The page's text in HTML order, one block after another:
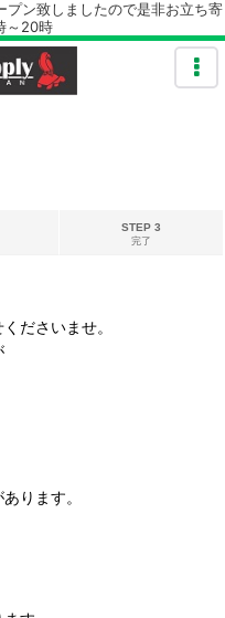
しましたので是非お立ち寄
20時
STEP 3
完了
ださいませ。
ります。